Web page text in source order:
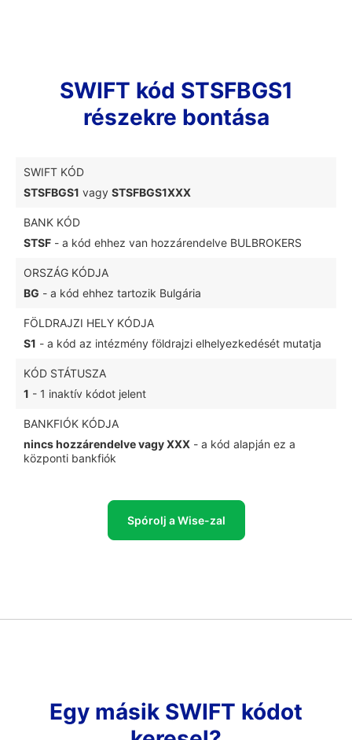
SWIFT kód STSFBGS1
részekre bontása
SWIFT KÓD
STSFBGS1 vagy STSFBGS1XXX
BANK KÓD
STSF - a kód ehhez van hozzárendelve BULBROKERS
ORSZÁG KÓDJA
BG - a kód ehhez tartozik Bulgária
FÖLDRAJZI HELY KÓDJA
S1 - a kód az intézmény földrajzi elhelyezkedését mutatja
KÓD STÁTUSZA
1 - 1 inaktív kódot jelent
BANKFIÓK KÓDJA
nincs hozzárendelve vagy XXX - a kód alapján ez a
központi bankfiók
Spórolj a Wise-zal
Egy másik SWIFT kódot